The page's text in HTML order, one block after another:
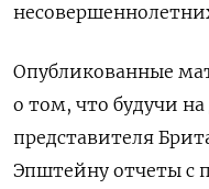
Опубликованные
о том, что будучи
представителя
Эпштейну отчеты с